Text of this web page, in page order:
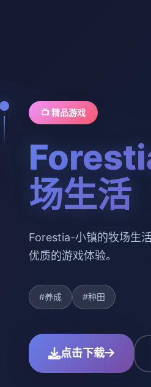
📺 精品游戏
场生活
Forestia-小镇的牧场生
优质的游戏体验。
#养成 #种田
点击下载